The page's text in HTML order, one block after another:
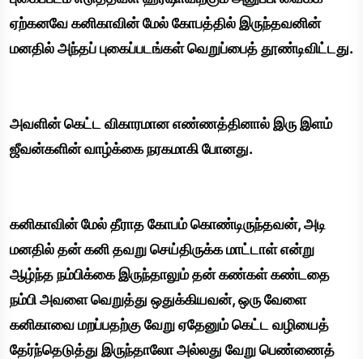
ஏற்கனவே கனிகாவின் மேல் கோபத்தில் இருந்தவனின்
மனதில் அந்தப் புகைப்படங்கள் வெறுப்பைத் தூண்டிவிட்டது.
அவளின் கெட்ட விகாரமான எண்ணத்தினால் இரு இளம்
ஜீவன்களின் வாழ்க்கை நரகமாகி போனது.
கனிகாவின் மேல் தீராத கோபம் கொண்டிருந்தவன், அடி
மனதில் தன் கனி தவறு செய்திருக்க மாட்டாள் என்று
ஆழ்ந்த நம்பிக்கை இருந்தாலும் தன் கண்கள் கண்டதை
நம்பி அவளை வெறுத்து ஒதுக்கியவன், ஒரு வேளை
கனிகாவை மறப்பதற்கு வேறு ஏதேனும் கெட்ட வழியைத்
தேர்ந்தெடுத்து இருந்தாலோ அல்லது வேறு பெண்ணைத்